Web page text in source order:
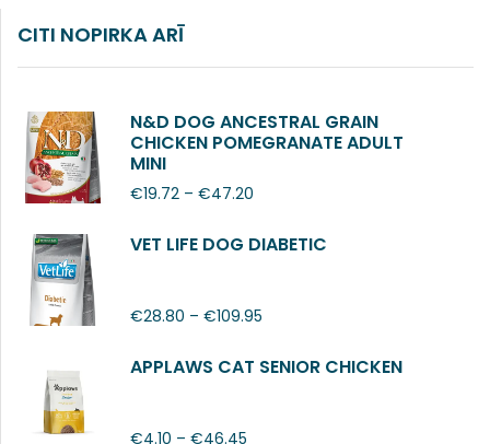
CITI NOPIRKA ARĪ
N&D DOG ANCESTRAL GRAIN
CHICKEN POMEGRANATE ADULT
MINI
€19.72 – €47.20
VET LIFE DOG DIABETIC
€28.80 – €109.95
APPLAWS CAT SENIOR CHICKEN
€4.10 – €46.45